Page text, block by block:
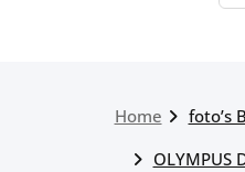
Home
foto’s
OLYMPUS